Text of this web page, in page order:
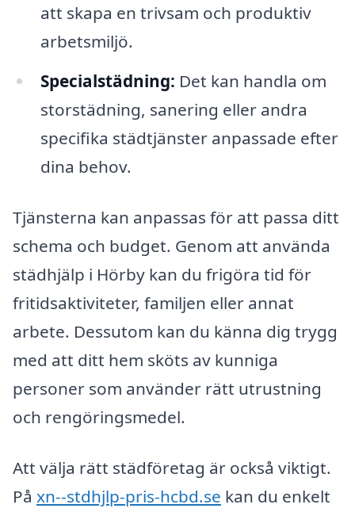
att skapa en trivsam och produktiv
arbetsmiljö.
Specialstädning: Det kan handla om
storstädning, sanering eller andra
specifika städtjänster anpassade efter
dina behov.
Tjänsterna kan anpassas för att passa ditt
schema och budget. Genom att använda
städhjälp i Hörby kan du frigöra tid för
fritidsaktiviteter, familjen eller annat
arbete. Dessutom kan du känna dig trygg
med att ditt hem sköts av kunniga
personer som använder rätt utrustning
och rengöringsmedel.
Att välja rätt städföretag är också viktigt.
På xn--stdhjlp-pris-hcbd.se kan du enkelt